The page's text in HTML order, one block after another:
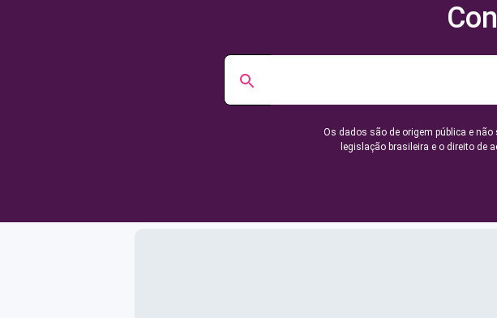
Os dados são de origem pública e
legislação brasileira e o direito de